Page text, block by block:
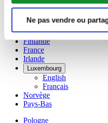
Ne pas vendre ou
简体中文
Danemark
Espagne
Finlande
France
Irlande
Luxembourg
English
Français
Norvège
Pays-Bas
Pologne